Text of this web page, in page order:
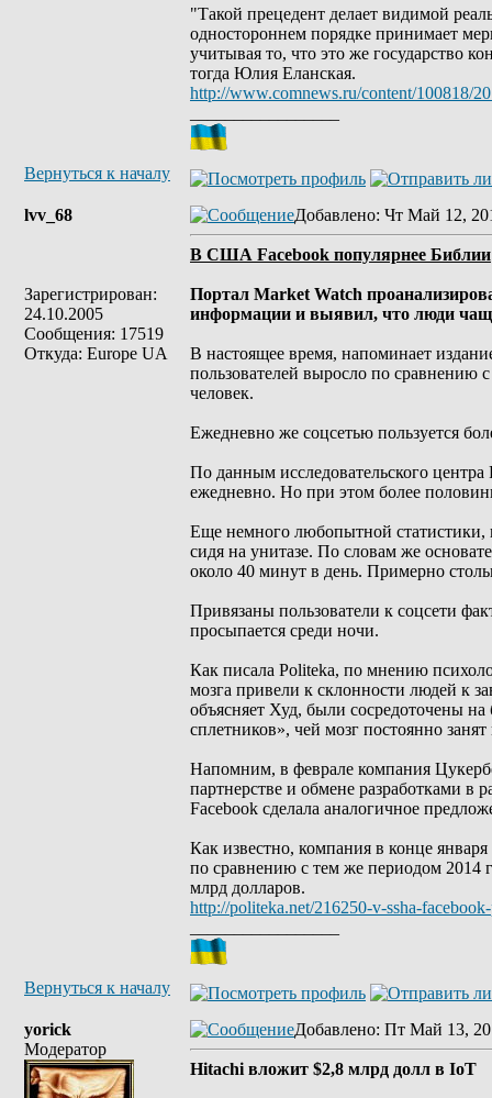
"Такой прецедент делает видимой
одностороннем порядке принимает
учитывая то, что это же государство
тогда Юлия Еланская.
http://www.comnews.ru/content/100818/
Вернуться к началу
lvv_68
Зарегистрирован:
24.10.2005
Сообщения: 17519
Откуда: Europe UA
Добавлено: Чт Май 12,
В США Facebook популярнее Библии
Портал Market Watch
информации и выявил, что люди
В настоящее время, напоминает
пользователей выросло по сравнению
человек.
Ежедневно же соцсетью пользуется
По данным исследовательского
ежедневно. Но при этом более
Еще немного любопытной статистики,
сидя на унитазе. По словам же
около 40 минут в день. Примерно
Привязаны пользователи к соцсети
просыпается среди ночи.
Как писала Politeka, по мнению
мозга привели к склонности людей к
объясняет Худ, были сосредоточены
сплетников», чей мозг постоянно
Напомним, в феврале компания
партнерстве и обмене разработками в
Facebook сделала аналогичное
Как известно, компания в конце
по сравнению с тем же периодом 2014
млрд долларов.
http://politeka.net/216250-v-ssha-
Вернуться к началу
yorick
Модератор
Добавлено: Пт Май 13,
Hitachi вложит $2,8 млрд долл в IoT